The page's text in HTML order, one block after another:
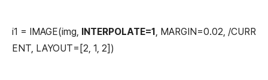
i1 = IMAGE(img, INTERPOLATE=1, MARGIN=0.02, /CURR
ENT, LAYOUT=[2, 1, 2])